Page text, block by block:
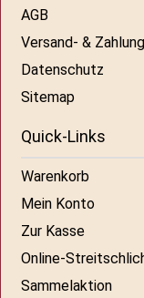
AGB
Versand- &
Datenschutz
Sitemap
Quick-Links
Warenkorb
Mein Konto
Zur Kasse
Online-
Sammelaktion